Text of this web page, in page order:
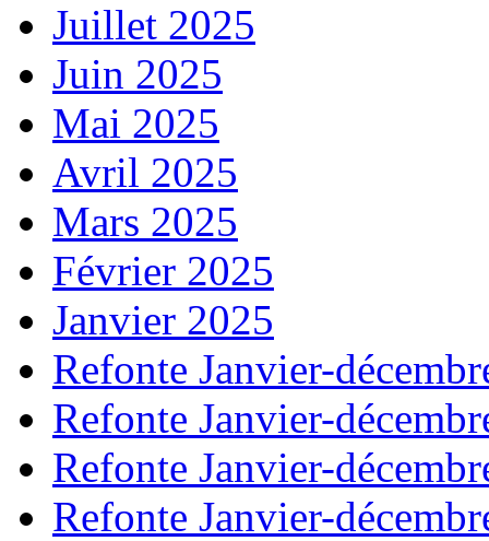
Juillet 2025
Juin 2025
Mai 2025
Avril 2025
Mars 2025
Février 2025
Janvier 2025
Refonte Janvier-
Refonte Janvier-
Refonte Janvier-
Refonte Janvier-